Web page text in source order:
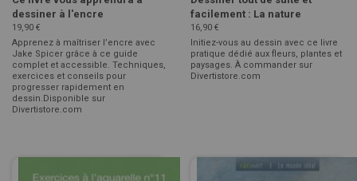
dessiner à l'encre
19,90 €
Apprenez à maîtriser l’encre avec
Jake Spicer grâce à ce guide
complet et accessible. Techniques,
exercices et conseils pour
progresser rapidement en
dessin.Disponible sur
Divertistore.com
facilement : La nature
16,90 €
Initiez-vous au dessin avec ce livre
pratique dédié aux fleurs, plantes et
paysages. À commander sur
Divertistore.com